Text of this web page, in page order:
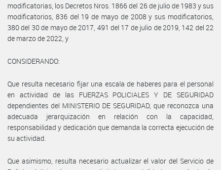
modificatorias, los Decretos Nros. 1866 del 26 de julio de 1983 y sus
modificatorios, 836 del 19 de mayo de 2008 y sus modificatorios,
380 del 30 de mayo de 2017, 491 del 17 de julio de 2019, 142 del 22
de marzo de 2022, y
CONSIDERANDO:
Que resulta necesario fijar una escala de haberes para el personal
en actividad de las FUERZAS POLICIALES Y DE SEGURIDAD
dependientes del MINISTERIO DE SEGURIDAD, que reconozca una
adecuada jerarquización en relación con la capacidad,
responsabilidad y dedicación que demanda la correcta ejecución de
su actividad.
Que asimismo, resulta necesario actualizar el valor del Servicio de